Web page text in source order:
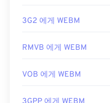
3G2 에게 WEBM
RMVB 에게 WEBM
VOB 에게 WEBM